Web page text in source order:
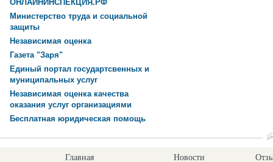
ОНЛАЙНИНСПЕКЦИЯ.РФ
Министерство труда и социальной
защиты
Независимая оценка
Газета "Заря"
Единый портал государтсвенных и
муниципальных услуг
Независимая оценка качества
оказания услуг организациями
Бесплатная юридическая помощь
Главная Новости